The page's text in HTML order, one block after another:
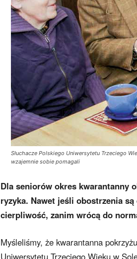
Słuchacze Polskiego Uniwersytetu Trzeciego
wzajemnie sobie pomagali
Dla seniorów okres kwarantanny
ryzyka. Nawet jeśli obostrzenia
cierpliwość, zanim wrócą do
Myśleliśmy, że kwarantanna
Uniwersytetu Trzeciego Wieku w